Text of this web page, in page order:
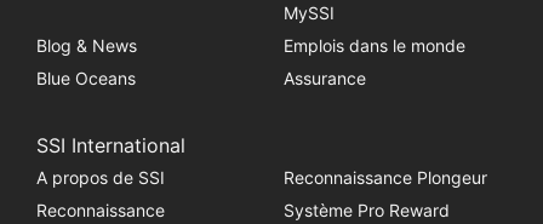
MySSI
Blog & News
Emplois dans le monde
Blue Oceans
Assurance
SSI International
A propos de SSI
Reconnaissance Plongeur
Reconnaissance
Système Pro Reward